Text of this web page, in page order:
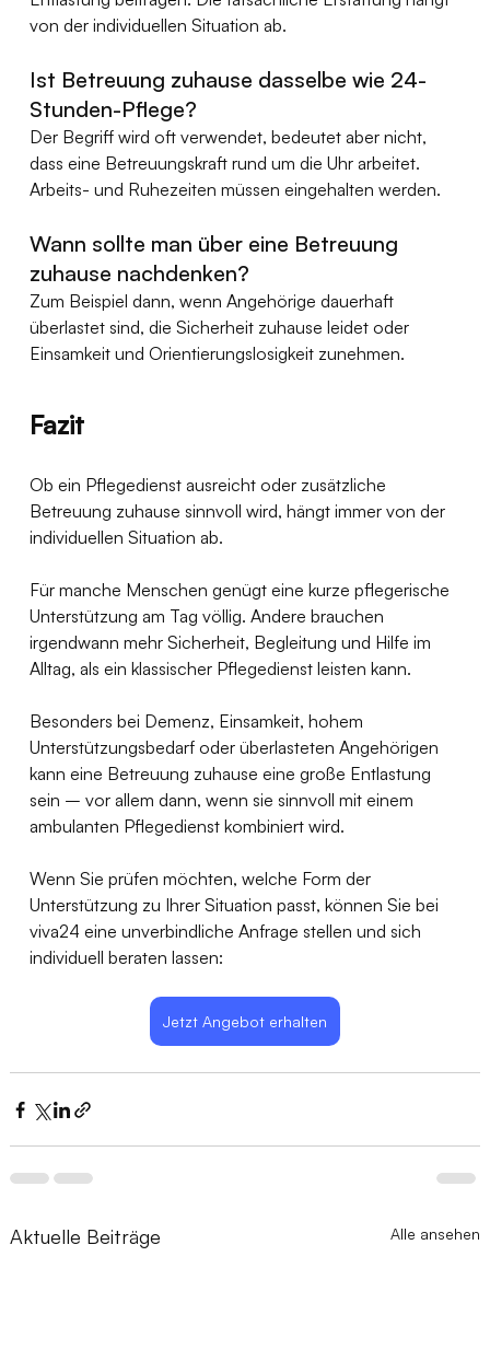
von der individuellen Situation ab.
Ist Betreuung zuhause dasselbe wie 24-
Stunden-Pflege?
Der Begriff wird oft verwendet, bedeutet aber nicht,
dass eine Betreuungskraft rund um die Uhr arbeitet.
Arbeits- und Ruhezeiten müssen eingehalten werden.
Wann sollte man über eine Betreuung
zuhause nachdenken?
Zum Beispiel dann, wenn Angehörige dauerhaft
überlastet sind, die Sicherheit zuhause leidet oder
Einsamkeit und Orientierungslosigkeit zunehmen.
Fazit
Ob ein Pflegedienst ausreicht oder zusätzliche
Betreuung zuhause sinnvoll wird, hängt immer von der
individuellen Situation ab.
Für manche Menschen genügt eine kurze pflegerische
Unterstützung am Tag völlig. Andere brauchen
irgendwann mehr Sicherheit, Begleitung und Hilfe im
Alltag, als ein klassischer Pflegedienst leisten kann.
Besonders bei Demenz, Einsamkeit, hohem
Unterstützungsbedarf oder überlasteten Angehörigen
kann eine Betreuung zuhause eine große Entlastung
sein – vor allem dann, wenn sie sinnvoll mit einem
ambulanten Pflegedienst kombiniert wird.
Wenn Sie prüfen möchten, welche Form der
Unterstützung zu Ihrer Situation passt, können Sie bei
viva24 eine unverbindliche Anfrage stellen und sich
individuell beraten lassen:
Jetzt Angebot erhalten
Aktuelle Beiträge Alle ansehen